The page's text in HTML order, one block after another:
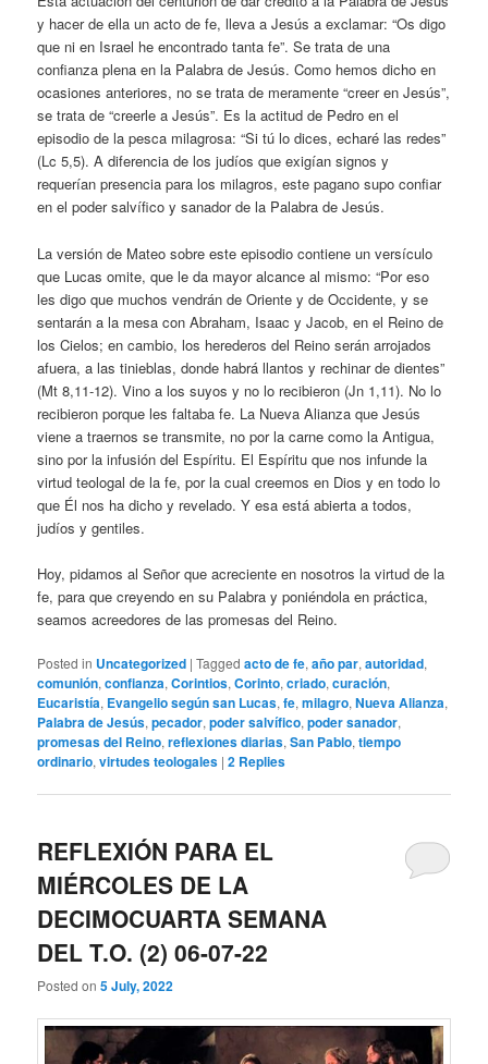
y hacer de ella un acto de fe, lleva a Jesús a exclamar: “Os digo
que ni en Israel he encontrado tanta fe”. Se trata de una
confianza plena en la Palabra de Jesús. Como hemos dicho en
ocasiones anteriores, no se trata de meramente “creer en Jesús”,
se trata de “creerle a Jesús”. Es la actitud de Pedro en el
episodio de la pesca milagrosa: “Si tú lo dices, echaré las redes”
(Lc 5,5). A diferencia de los judíos que exigían signos y
requerían presencia para los milagros, este pagano supo confiar
en el poder salvífico y sanador de la Palabra de Jesús.
La versión de Mateo sobre este episodio contiene un versículo
que Lucas omite, que le da mayor alcance al mismo: “Por eso
les digo que muchos vendrán de Oriente y de Occidente, y se
sentarán a la mesa con Abraham, Isaac y Jacob, en el Reino de
los Cielos; en cambio, los herederos del Reino serán arrojados
afuera, a las tinieblas, donde habrá llantos y rechinar de dientes”
(Mt 8,11-12). Vino a los suyos y no lo recibieron (Jn 1,11). No lo
recibieron porque les faltaba fe. La Nueva Alianza que Jesús
viene a traernos se transmite, no por la carne como la Antigua,
sino por la infusión del Espíritu. El Espíritu que nos infunde la
virtud teologal de la fe, por la cual creemos en Dios y en todo lo
que Él nos ha dicho y revelado. Y esa está abierta a todos,
judíos y gentiles.
Hoy, pidamos al Señor que acreciente en nosotros la virtud de la
fe, para que creyendo en su Palabra y poniéndola en práctica,
seamos acreedores de las promesas del Reino.
Posted in Uncategorized |Tagged acto de fe,año par,autoridad,
comunión,confianza,Corintios,Corinto,criado,curación,
Eucaristía, Evangelio según san Lucas,fe,milagro,Nueva Alianza,
Palabra de Jesús,pecador,poder salvífico,poder sanador,
promesas del Reino,reflexiones diarias,San Pablo,tiempo
ordinario,virtudes teologales |2 Replies
REFLEXIÓN PARA EL
MIÉRCOLES DE LA
DECIMOCUARTA SEMANA
DEL T.O. (2) 06-07-22
Posted on5 July, 2022